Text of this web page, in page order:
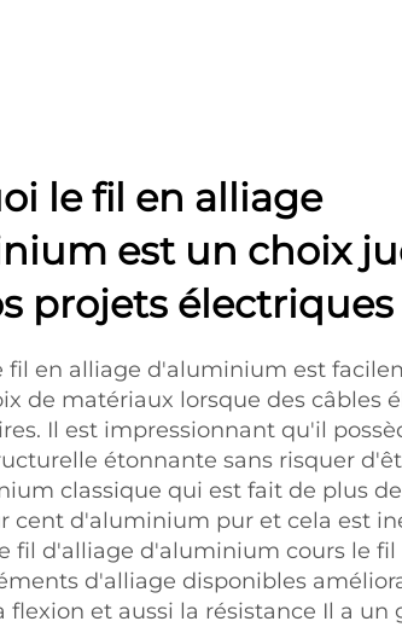
le fil en alliage
est un choix
projets électriques
fil en alliage d'aluminium est
de matériaux lorsque des câbles
Il est impressionnant qu'il
étonnante sans risquer
classique qui est fait de plus
cent d'aluminium pur et cela est
fil d'alliage d'aluminium cours le fil
d'alliage disponibles
flexion et aussi la résistance Il a un